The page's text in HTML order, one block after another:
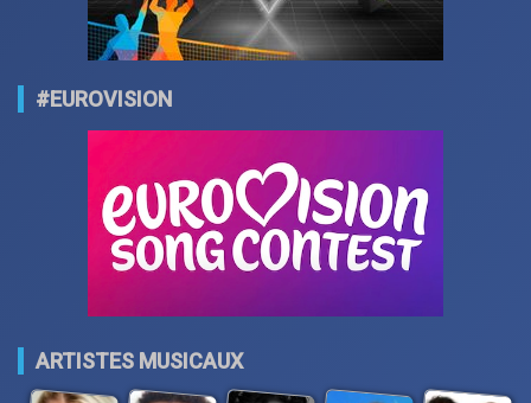
#EUROVISION
ARTISTES MUSICAUX